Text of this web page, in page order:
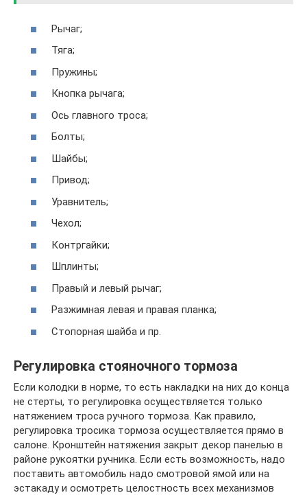
Рычаг;
Тяга;
Пружины;
Кнопка рычага;
Ось главного троса;
Болты;
Шайбы;
Привод;
Уравнитель;
Чехол;
Контргайки;
Шплинты;
Правый и левый рычаг;
Разжимная левая и правая планка;
Стопорная шайба и пр.
Регулировка стояночного тормоза
Если колодки в норме, то есть накладки на них до конца
не стерты, то регулировка осуществляется только
натяжением троса ручного тормоза. Как правило,
регулировка тросика тормоза осуществляется прямо в
салоне. Кронштейн натяжения закрыт декор панелью в
районе рукоятки ручника. Если есть возможность, надо
поставить автомобиль надо смотровой ямой или на
эстакаду и осмотреть целостность всех механизмов